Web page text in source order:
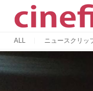
ALL ニュースクリッ